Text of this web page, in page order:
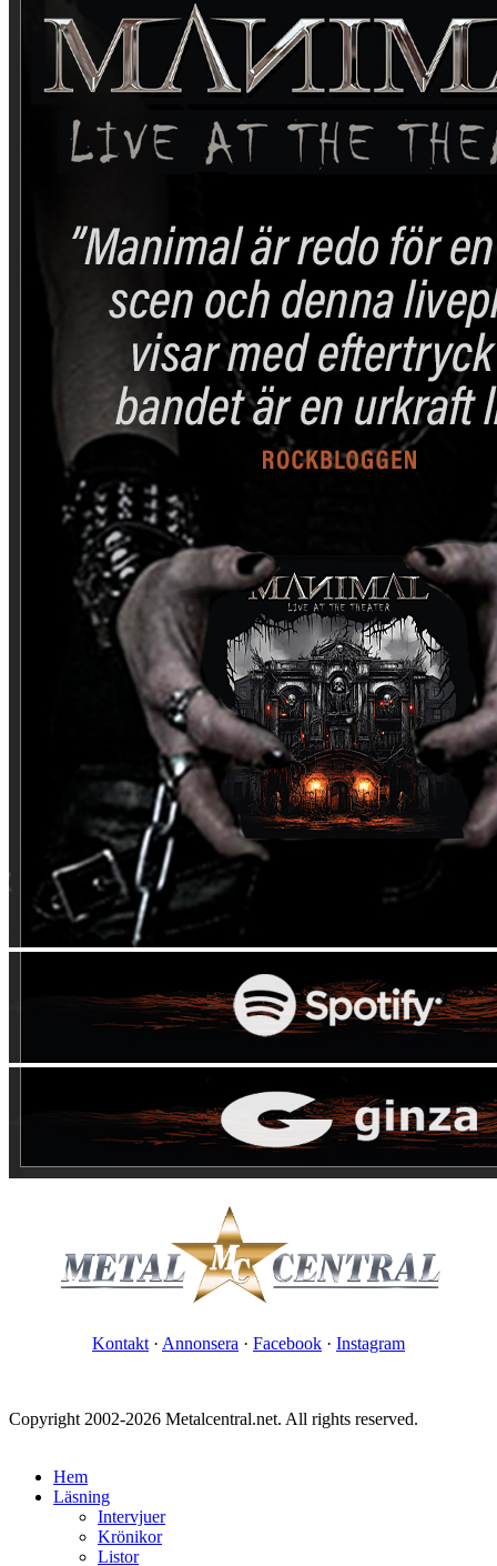
Kontakt · Annonsera · Facebook · Instagram
Copyright 2002-2026 Metalcentral.net. All rights reserved.
Hem
Läsning
Intervjuer
Krönikor
Listor